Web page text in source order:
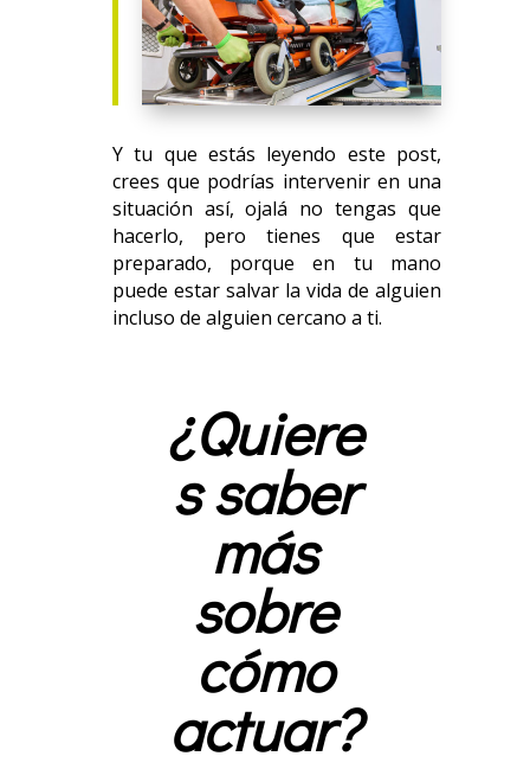
Y tu que estás leyendo este post,
crees que podrías intervenir en una
situación así, ojalá no tengas que
hacerlo, pero tienes que estar
preparado, porque en tu mano
puede estar salvar la vida de alguien
incluso de alguien cercano a ti.
¿Quiere
s saber
más
sobre
cómo
actuar?